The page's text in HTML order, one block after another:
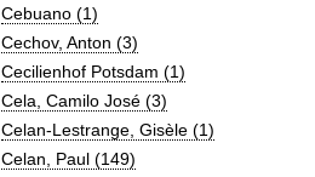
Cebuano (1)
Cechov, Anton (3)
Cecilienhof Potsdam (1)
Cela, Camilo José (3)
Celan-Lestrange, Gisèle (1)
Celan, Paul (149)